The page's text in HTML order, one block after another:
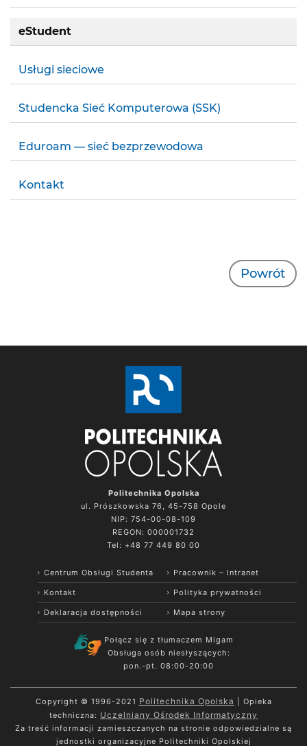
eStudent
Usługi sieciowe
Studencka Sieć Komputerowa (SSK)
Eduroam — sieć bezprzewodowa
Kontakt
Powrót
Politechnika Opolska
ul. Prószkowska 76, 45-758 Opole
NIP: 754-00-08-109
REGON: 000001732
Tel: +48 77 449 80 00
Centrum Obsługi Studenta Pracownik – Intranet
Kontakt Polityka prywatności
Deklaracja dostępności Mapa strony
Połącz się z tłumaczem Migam
Obsługa osób niesłyszących:
pon.-pt. 08:00-20:00
Copyright © 1996-2021 Politechnika Opolska
| Opieka
techniczna: Uczelniany Ośrodek Informatyczny
Za treść informacji zamieszczanych na stronie odpowiedzialne są
jednostki organizacyjne Politechniki Opolskiej